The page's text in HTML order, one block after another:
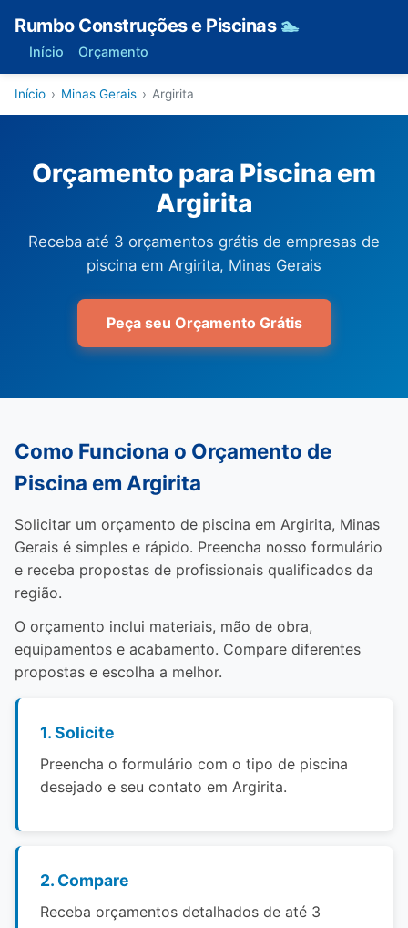
Rumbo Construções e Piscinas 🏊
Início Orçamento
Início › Minas Gerais › Argirita
Orçamento para Piscina em
Argirita
Receba até 3 orçamentos grátis de empresas de
piscina em Argirita, Minas Gerais
Peça seu Orçamento Grátis
Como Funciona o Orçamento de
Piscina em Argirita
Solicitar um orçamento de piscina em Argirita, Minas
Gerais é simples e rápido. Preencha nosso formulário
e receba propostas de profissionais qualificados da
região.
O orçamento inclui materiais, mão de obra,
equipamentos e acabamento. Compare diferentes
propostas e escolha a melhor.
1. Solicite
Preencha o formulário com o tipo de piscina
desejado e seu contato em Argirita.
2. Compare
Receba orçamentos detalhados de até 3